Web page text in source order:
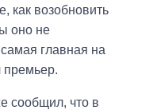
как возобновить
оно не
главная на
премьер.
сообщил, что в